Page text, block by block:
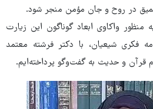
عمیق در روح و جان مؤمن منجر شود.
واکاوی ابعاد گوناگون این زیارت
فکری شیعیان، با دکتر فرشته معتمد
قرآن و حدیث به گفت‌وگو پرداخته‌ایم.